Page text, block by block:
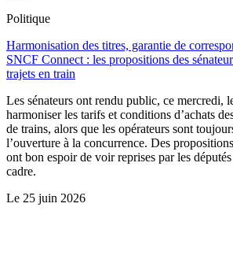
Politique
Harmonisation des titres, garantie de
SNCF Connect : les propositions des
trajets en train
Les sénateurs ont rendu public, ce mercredi,
harmoniser les tarifs et conditions d’achats
de trains, alors que les opérateurs sont
l’ouverture à la concurrence. Des
ont bon espoir de voir reprises par les
cadre.
Le 25 juin 2026